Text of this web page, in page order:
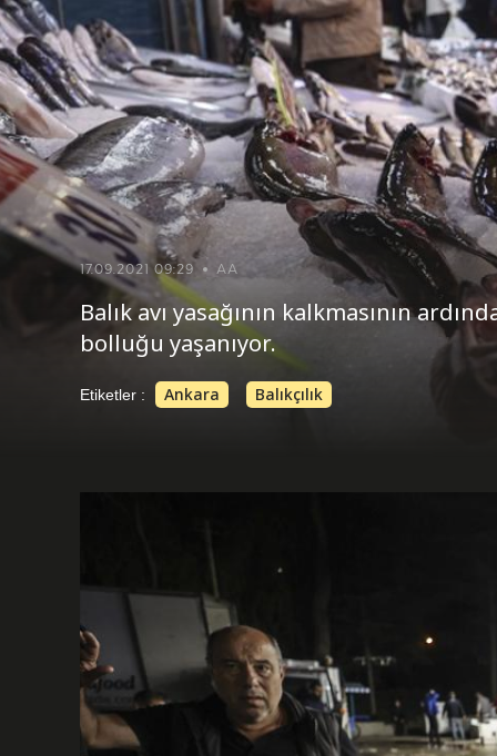
17.09.2021 09:29 AA
Balık avı yasağının kalkmasının
bolluğu yaşanıyor.
Etiketler : Ankara Balıkçılık